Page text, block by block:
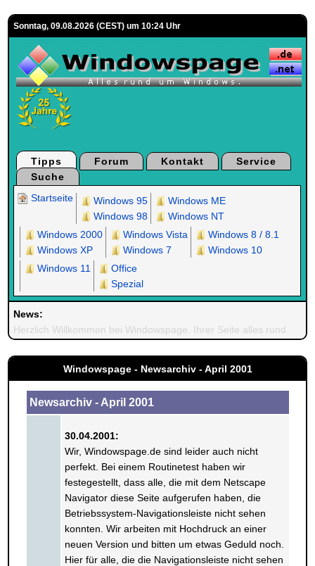
Sonntag, 09.08.2026 (CEST) um 10:24 Uhr
Tipps Forum Kontakt
Service
Suche
Startseite
Windows 95
Windows 98
Windows ME
Windows NT
Windows 2000
Windows XP
Windows Vista
Windows 7
Windows 8 / 8.1
Windows 10
Windows 11
Office
Spezial
News:
Herzlich Willkommen bei Windowspage. Ihrer Seite alles rund um
Windowspage - Newsarchiv - April 2001
Newsarchiv - April 2001
30.04.2001:
Wir, Windowspage.de sind leider auch nicht
perfekt. Bei einem Routinetest haben wir
festegestellt, dass alle, die mit dem Netscape
Navigator diese Seite aufgerufen haben, die
Betriebssystem-Navigationsleiste nicht sehen
konnten. Wir arbeiten mit Hochdruck an einer
neuen Version und bitten um etwas Geduld noch.
Hier für alle, die die Navigationsleiste nicht sehen